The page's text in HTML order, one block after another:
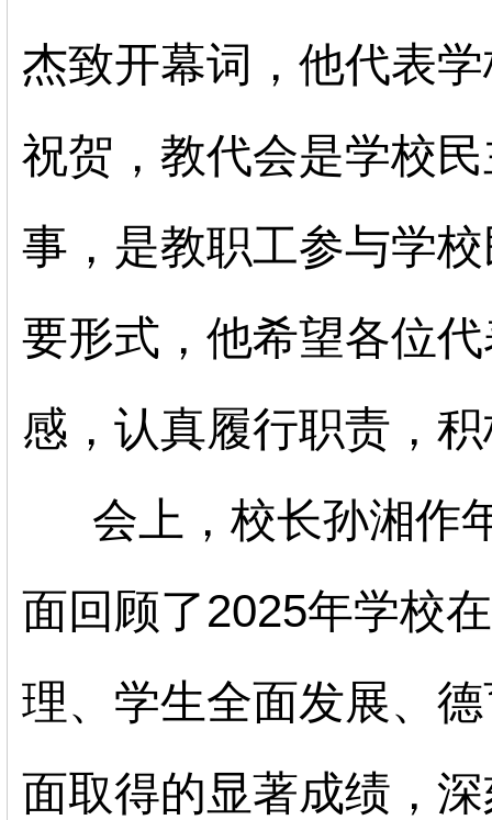
杰致开幕词，他代表
祝贺，教代会是学校
事，是教职工参与学
要形式，他希望各位
感，认真履行职责，
会上， 校长孙湘作
面回顾了2025年学校
理、学生全面发展、
面取得的显著成绩，